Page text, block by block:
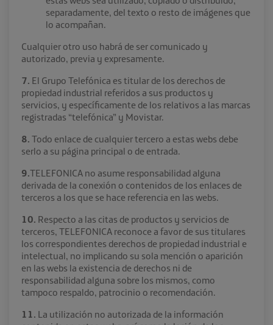
separadamente, del texto o resto de imágenes que
lo acompañan.
Cualquier otro uso habrá de ser comunicado y
autorizado, previa y expresamente.
7. El Grupo Telefónica es titular de los derechos de
propiedad industrial referidos a sus productos y
servicios, y específicamente de los relativos a las marcas
registradas “telefónica” y Movistar.
8. Todo enlace de cualquier tercero a estas webs debe
serlo a su página principal o de entrada.
9.TELEFONICA no asume responsabilidad alguna
derivada de la conexión o contenidos de los enlaces de
terceros a los que se hace referencia en las webs.
10. Respecto a las citas de productos y servicios de
terceros, TELEFONICA reconoce a favor de sus titulares
los correspondientes derechos de propiedad industrial e
intelectual, no implicando su sola mención o aparición
en las webs la existencia de derechos ni de
responsabilidad alguna sobre los mismos, como
tampoco respaldo, patrocinio o recomendación.
11. La utilización no autorizada de la información